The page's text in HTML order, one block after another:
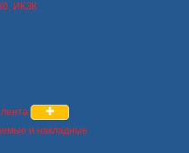
ИКЗК
и накладные